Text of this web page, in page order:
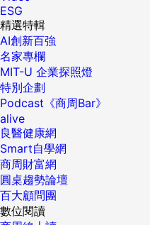
ESG
精選特輯
AI創新百強
名家專欄
MIT-U 企業探照燈
特別企劃
Podcast《商周Bar》
alive
良醫健康網
Smart自學網
商周財富網
圓桌趨勢論壇
百大顧問團
數位閱讀